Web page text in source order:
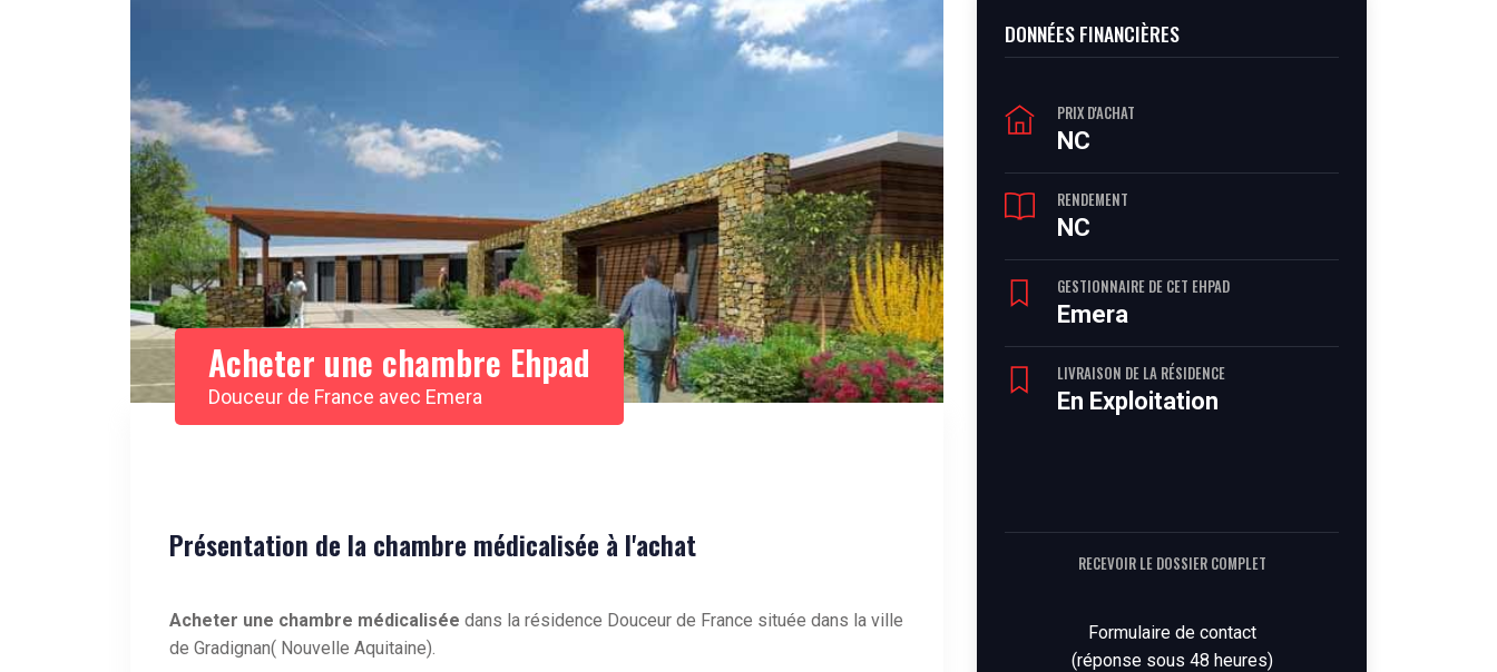
Acheter une chambre Ehpad
Douceur de France avec Emera
Présentation de la chambre médicalisée à l'achat
Acheter une chambre médicalisée dans la résidence Douceur de France située dans la ville
de Gradignan( Nouvelle Aquitaine).
DONNÉES FINANCIÈRES
PRIX D'ACHAT
NC
RENDEMENT
NC
GESTIONNAIRE DE CET EHPAD
Emera
LIVRAISON DE LA RÉSIDENCE
En Exploitation
RECEVOIR LE DOSSIER COMPLET
Formulaire de contact
(réponse sous 48 heures)